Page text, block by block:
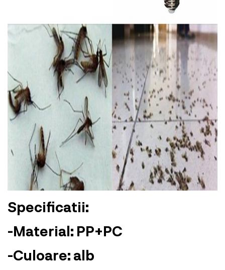
Specificatii:
-Material: PP+PC
-Culoare: alb